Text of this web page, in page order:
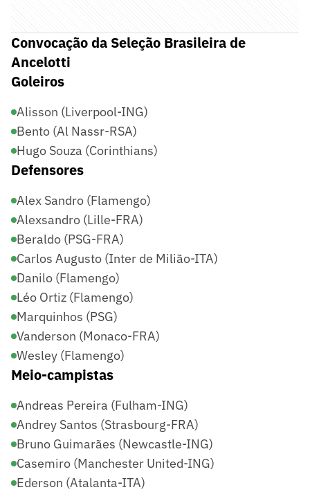
Convocação da Seleção Brasileira de
Ancelotti
Goleiros
Alisson (Liverpool-ING)
Bento (Al Nassr-RSA)
Hugo Souza (Corinthians)
Defensores
Alex Sandro (Flamengo)
Alexsandro (Lille-FRA)
Beraldo (PSG-FRA)
Carlos Augusto (Inter de Milião-ITA)
Danilo (Flamengo)
Léo Ortiz (Flamengo)
Marquinhos (PSG)
Vanderson (Monaco-FRA)
Wesley (Flamengo)
Meio-campistas
Andreas Pereira (Fulham-ING)
Andrey Santos (Strasbourg-FRA)
Bruno Guimarães (Newcastle-ING)
Casemiro (Manchester United-ING)
Ederson (Atalanta-ITA)